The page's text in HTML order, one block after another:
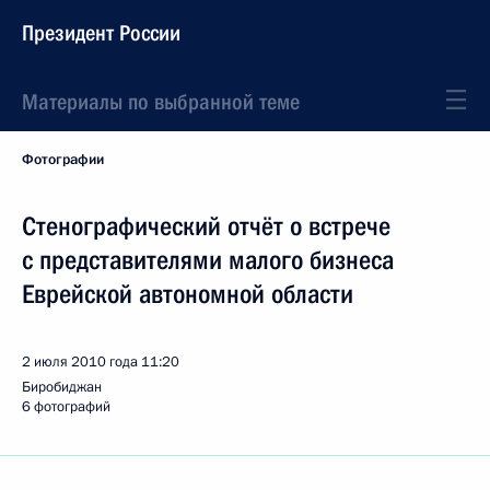
Президент России
Материалы по выбранной теме
Фотографии
Стенографический отчёт о встрече
с представителями малого бизнеса
Еврейской автономной области
2 июля 2010 года 11:20
Биробиджан
6 фотографий